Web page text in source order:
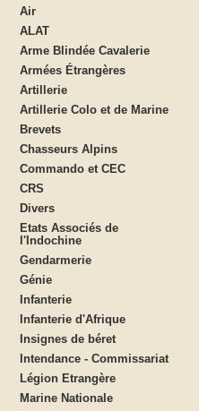
Air
ALAT
Arme Blindée Cavalerie
Armées Étrangères
Artillerie
Artillerie Colo et de Marine
Brevets
Chasseurs Alpins
Commando et CEC
CRS
Divers
Etats Associés de
l'Indochine
Gendarmerie
Génie
Infanterie
Infanterie d'Afrique
Insignes de béret
Intendance - Commissariat
Légion Etrangère
Marine Nationale